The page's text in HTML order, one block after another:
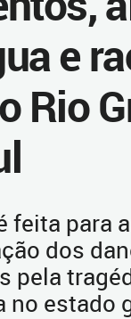
e
Rio
feita para
dos
pela
no estado